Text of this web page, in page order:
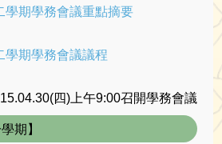
學期學務會議重點摘要
學期學務會議議程
四)上午9:00召開學務會議
期】